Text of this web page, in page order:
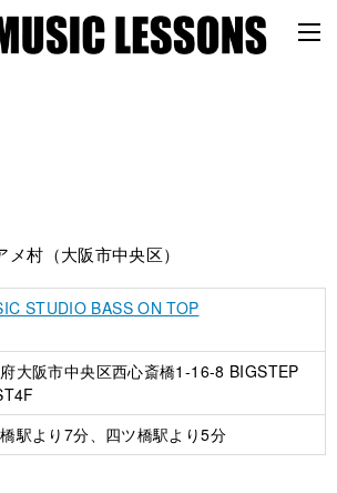
村（大阪市中央区）
STUDIO BASS ON TOP
大阪市中央区西心斎橋1-16-8 BIGSTEP
駅より7分、四ツ橋駅より5分